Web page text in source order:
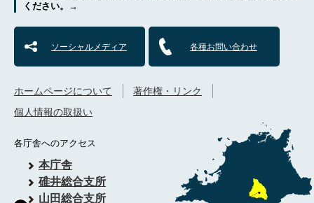
ください。→
ソーシャルメディア 各種お問い合わせ
各庁舎へのアクセス
本庁舎
碓井総合支所
山田総合支所
ホームページについて
著作権・リンク
個人情報の取扱い